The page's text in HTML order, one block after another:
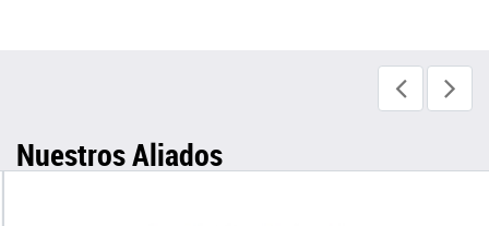
Nuestros Aliados